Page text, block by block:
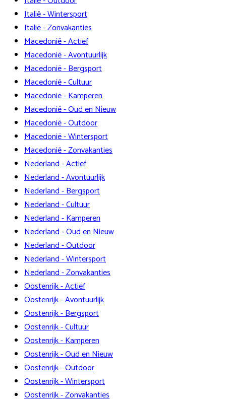
Italië - Wintersport
Italië - Zonvakanties
Macedonië - Actief
Macedonië - Avontuurlijk
Macedonië - Bergsport
Macedonië - Cultuur
Macedonië - Kamperen
Macedonië - Oud en Nieuw
Macedonië - Outdoor
Macedonië - Wintersport
Macedonië - Zonvakanties
Nederland - Actief
Nederland - Avontuurlijk
Nederland - Bergsport
Nederland - Cultuur
Nederland - Kamperen
Nederland - Oud en Nieuw
Nederland - Outdoor
Nederland - Wintersport
Nederland - Zonvakanties
Oostenrijk - Actief
Oostenrijk - Avontuurlijk
Oostenrijk - Bergsport
Oostenrijk - Cultuur
Oostenrijk - Kamperen
Oostenrijk - Oud en Nieuw
Oostenrijk - Outdoor
Oostenrijk - Wintersport
Oostenrijk - Zonvakanties